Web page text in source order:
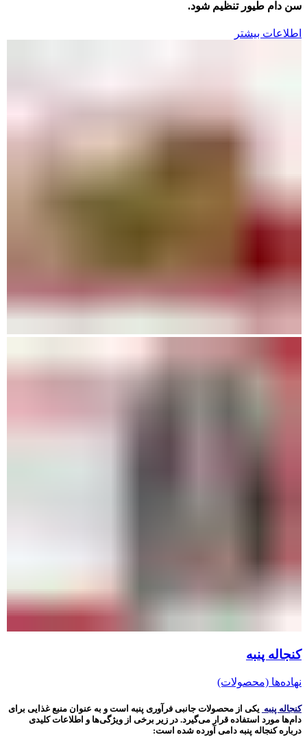
سن دام طیور تنظیم شود.
اطلاعات بیشتر
کنجاله پنبه
نهاده‌ها (محصولات)
کنجاله پنبه یکی از محصولات جانبی فرآوری پنبه است و به عنوان منبع غذایی برای
دام‌ها مورد استفاده قرار می‌گیرد. در زیر برخی از ویژگی‌ها و اطلاعات کلیدی
درباره کنجاله پنبه دامی آورده شده است: